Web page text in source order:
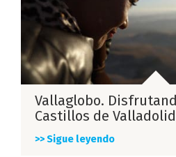
Vallaglobo.
Castillos de
>> Sigue leyendo